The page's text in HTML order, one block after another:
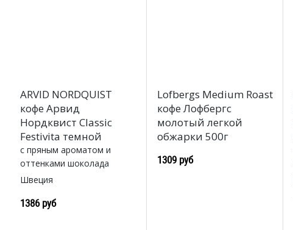
ARVID NORDQUIST
кофе Арвид
Нордквист Classic
Festivita темной
с пряным ароматом и
оттенками шоколада
Швеция
1386 руб
Lofbergs Medium Roast
кофе Лофбергс
молотый легкой
обжарки 500г
1309 руб